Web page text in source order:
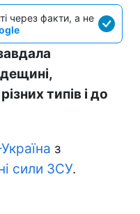
через факти, а не
типів і до
з
сили ЗСУ.